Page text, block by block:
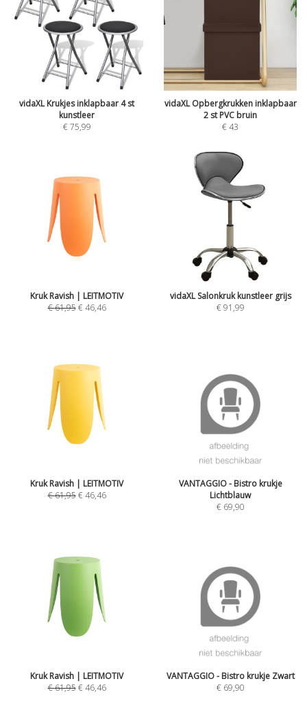
vidaXL Krukjes inklapbaar 4 st
kunstleer
€75,99
vidaXL Opbergkrukken inklapbaar
2 st PVC bruin
€43
Kruk Ravish | LEITMOTIV
€61,95 €46,46
vidaXL Salonkruk kunstleer grijs
€91,99
Kruk Ravish | LEITMOTIV
€61,95 €46,46
VANTAGGIO - Bistro krukje
Lichtblauw
€ 69,90
Kruk Ravish | LEITMOTIV
€61,95 €46,46
VANTAGGIO - Bistro krukje Zwart
€ 69,90